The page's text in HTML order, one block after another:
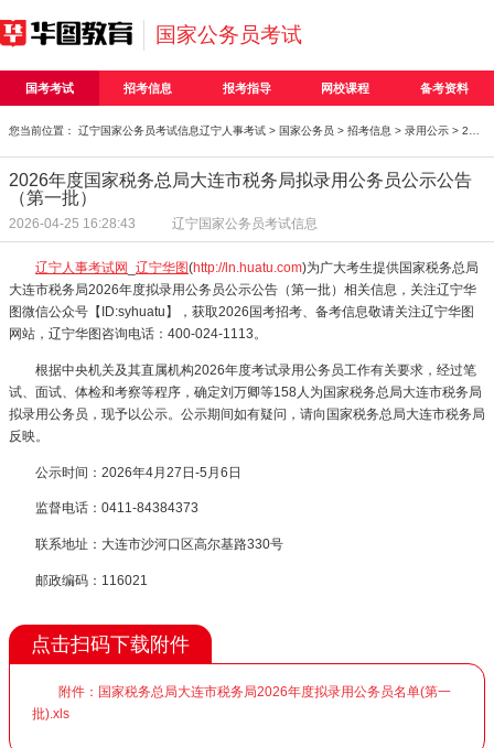
国家公务员考试
国考考试 招考信息 报考指导 网校课程 备考资料
您当前位置： 辽宁国家公务员考试信息辽宁人事考试 > 国家公务员 > 招考信息 > 录用公示 > 2026年度国家税务总局大连市税务局拟录用公务员公示
2026年度国家税务总局大连市税务局拟录用公务员公示公告
（第一批）
2026-04-25 16:28:43 辽宁国家公务员考试信息
辽宁人事考试网 辽宁华图(http://ln.huatu.com)为广大考生提供国家税务总局
大连市税务局2026年度拟录用公务员公示公告（第一批）相关信息，关注辽宁华
图微信公众号【ID:syhuatu】，获取2026国考招考、备考信息敬请关注辽宁华图
网站，辽宁华图咨询电话：400-024-1113。
根据中央机关及其直属机构2026年度考试录用公务员工作有关要求，经过笔
试、面试、体检和考察等程序，确定刘万卿等158人为国家税务总局大连市税务局
拟录用公务员，现予以公示。公示期间如有疑问，请向国家税务总局大连市税务局
反映。
公示时间：2026年4月27日-5月6日
监督电话：0411-84384373
联系地址：大连市沙河口区高尔基路330号
邮政编码：116021
点击扫码下载附件
附件：国家税务总局大连市税务局2026年度拟录用公务员名单(第一
批).xls